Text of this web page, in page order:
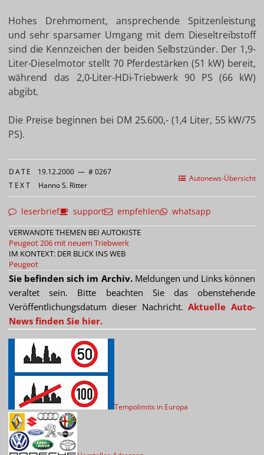
Hohes Drehmoment, ansprechende Spitzenleistung
und sehr sparsamer Umgang mit dem Dieseltreibstoff
sind die Kennzeichen der beiden Selbstzünder. Der 1,9-
Liter-Dieselmotor stellt 70 Pferdestärken (51 kW) bereit,
während das 2,0-Liter-HDi-Triebwerk 90 PS (66 kW)
abgibt.
Die Preise beginnen bei DM 25.600,- (1,4 Liter, 55 kW/75
PS).
Autonews-Übersicht
DATE 19.12.2000 — # 0267
TEXT Hanno S. Ritter
leserbrief support empfehlen whatsapp
VERWANDTE THEMEN BEI AUTOKISTE
Peugeot 206 mit neuem Triebwerk
IM KONTEXT: DER BLICK INS WEB
Peugeot
Sie befinden sich im Archiv.Meldungen und Links können
veraltet sein. Bitte beachten Sie das obenstehende
Veröffentlichungsdatum dieser Nachricht.Aktuelle Auto-
News finden Sie hier.
Tempolimits in Europa